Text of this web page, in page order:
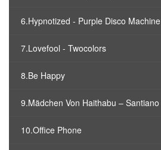
6.Hypnotized - Purple Disco Machine
7.Lovefool - Twocolors
8.Be Happy
9.Mädchen Von Haithabu – Santiano
10.Office Phone